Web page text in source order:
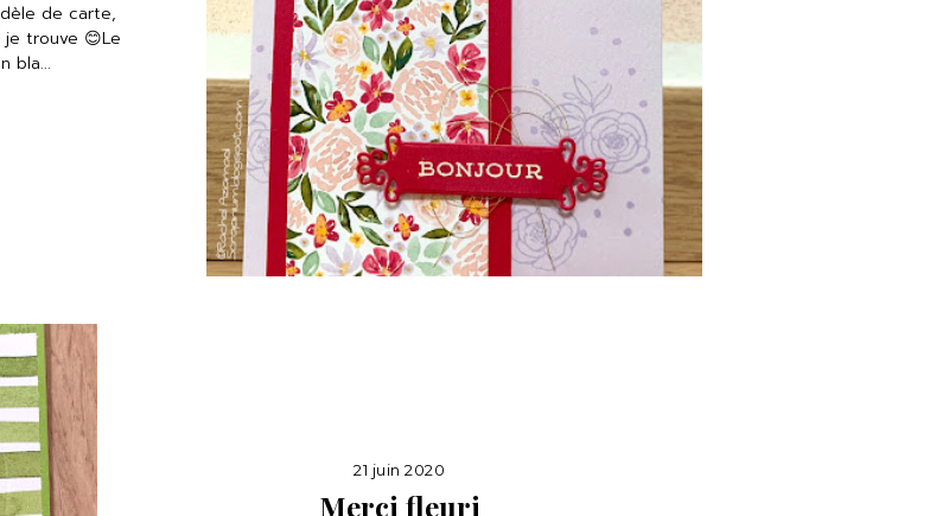
de carte,
trouve 😊Le
bla...
21 juin 2020
Merci fleuri